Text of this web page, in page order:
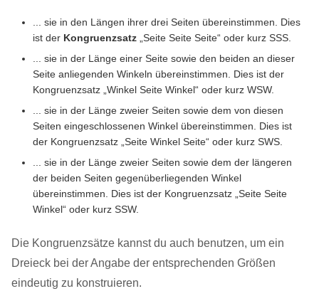
... sie in den Längen ihrer drei Seiten übereinstimmen. Dies
ist der Kongruenzsatz „Seite Seite Seite“ oder kurz SSS.
... sie in der Länge einer Seite sowie den beiden an dieser
Seite anliegenden Winkeln übereinstimmen. Dies ist der
Kongruenzsatz „Winkel Seite Winkel“ oder kurz WSW.
... sie in der Länge zweier Seiten sowie dem von diesen
Seiten eingeschlossenen Winkel übereinstimmen. Dies ist
der Kongruenzsatz „Seite Winkel Seite“ oder kurz SWS.
... sie in der Länge zweier Seiten sowie dem der längeren
der beiden Seiten gegenüberliegenden Winkel
übereinstimmen. Dies ist der Kongruenzsatz „Seite Seite
Winkel“ oder kurz SSW.
Die Kongruenzsätze kannst du auch benutzen, um ein
Dreieck bei der Angabe der entsprechenden Größen
eindeutig zu konstruieren.